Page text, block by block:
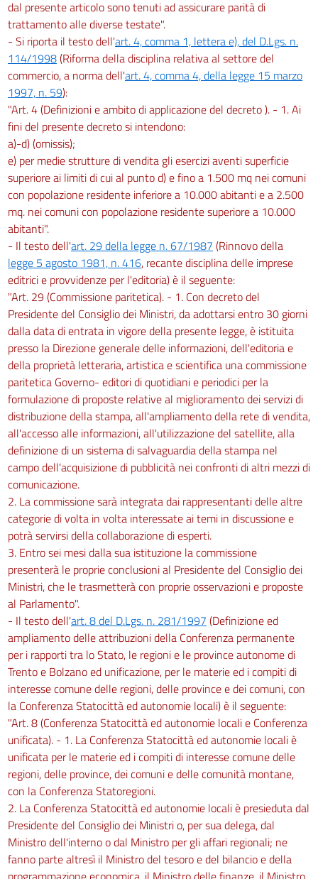
dal presente articolo sono tenuti ad assicurare parità di
trattamento alle diverse testate".
- Si riporta il testo dell'art. 4, comma 1, lettera e), del D.Lgs. n.
114/1998(Riforma della disciplina relativa al settore del
commercio, a norma dell'art. 4, comma 4, della legge 15 marzo
1997, n. 59):
"Art. 4 (Definizioni e ambito di applicazione del decreto ). - 1. Ai
fini del presente decreto si intendono:
a)-d) (omissis);
e) per medie strutture di vendita gli esercizi aventi superficie
superiore ai limiti di cui al punto d) e fino a 1.500 mq nei comuni
con popolazione residente inferiore a 10.000 abitanti e a 2.500
mq. nei comuni con popolazione residente superiore a 10.000
abitanti".
- Il testo dell'art. 29 della legge n. 67/1987 (Rinnovo della
legge 5 agosto 1981, n. 416, recante disciplina delle imprese
editrici e provvidenze per l'editoria) è il seguente:
"Art. 29 (Commissione paritetica). - 1. Con decreto del
Presidente del Consiglio dei Ministri, da adottarsi entro 30 giorni
dalla data di entrata in vigore della presente legge, è istituita
presso la Direzione generale delle informazioni, dell'editoria e
della proprietà letteraria, artistica e scientifica una commissione
paritetica Governo- editori di quotidiani e periodici per la
formulazione di proposte relative al miglioramento dei servizi di
distribuzione della stampa, all'ampliamento della rete di vendita,
all'accesso alle informazioni, all'utilizzazione del satellite, alla
definizione di un sistema di salvaguardia della stampa nel
campo dell'acquisizione di pubblicità nei confronti di altri mezzi di
comunicazione.
2. La commissione sarà integrata dai rappresentanti delle altre
categorie di volta in volta interessate ai temi in discussione e
potrà servirsi della collaborazione di esperti.
3. Entro sei mesi dalla sua istituzione la commissione
presenterà le proprie conclusioni al Presidente del Consiglio dei
Ministri, che le trasmetterà con proprie osservazioni e proposte
al Parlamento".
- Il testo dell'art. 8 del D.Lgs. n. 281/1997 (Definizione ed
ampliamento delle attribuzioni della Conferenza permanente
per i rapporti tra lo Stato, le regioni e le province autonome di
Trento e Bolzano ed unificazione, per le materie ed i compiti di
interesse comune delle regioni, delle province e dei comuni, con
la Conferenza Statocittà ed autonomie locali) è il seguente:
"Art. 8 (Conferenza Statocittà ed autonomie locali e Conferenza
unificata). - 1. La Conferenza Statocittà ed autonomie locali è
unificata per le materie ed i compiti di interesse comune delle
regioni, delle province, dei comuni e delle comunità montane,
con la Conferenza Statoregioni.
2. La Conferenza Statocittà ed autonomie locali è presieduta dal
Presidente del Consiglio dei Ministri o, per sua delega, dal
Ministro dell'interno o dal Ministro per gli affari regionali; ne
fanno parte altresì il Ministro del tesoro e del bilancio e della